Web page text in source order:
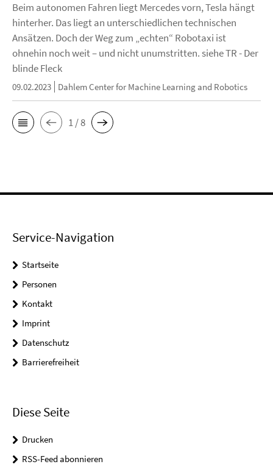
Beim autonomen Fahren liegt Mercedes vorn, Tesla hängt
hinterher. Das liegt an unterschiedlichen technischen
Ansätzen. Doch der Weg zum „echten“ Robotaxi ist
ohnehin noch weit – und nicht unumstritten. siehe TR - Der
blinde Fleck
09.02.2023 Dahlem Center for Machine Learning and Robotics
1 / 8
Service-Navigation
Startseite
Personen
Kontakt
Imprint
Datenschutz
Barrierefreiheit
Diese Seite
Drucken
RSS-Feed abonnieren